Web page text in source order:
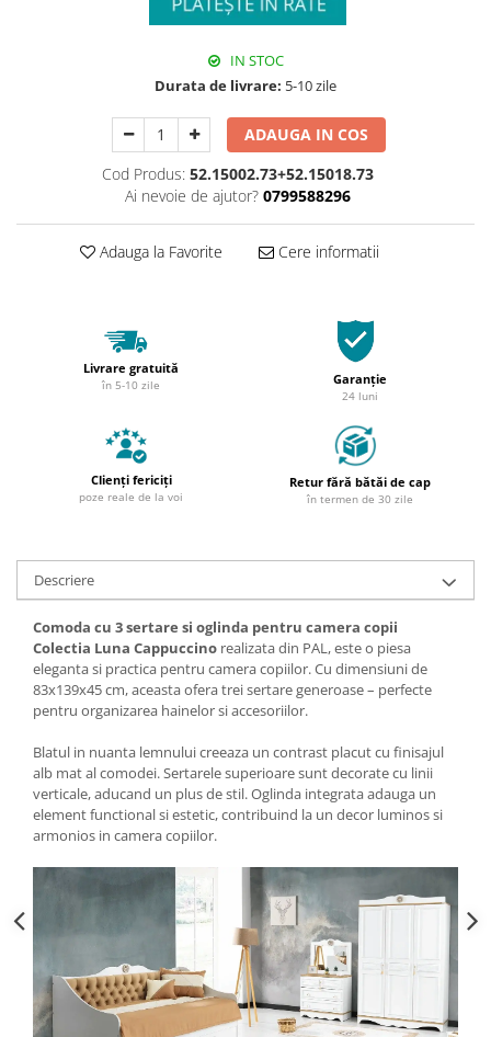
IN STOC
Durata de livrare: 5-10 zile
ADAUGA IN COS
Cod Produs: 52.15002.73+52.15018.73
Ai nevoie de ajutor? 0799588296
Adauga la Favorite Cere informatii
Livrare gratuită
în 5-10 zile Garanție
24 luni
Clienți fericiți
poze reale de la voi
Retur fără bătăi de cap
în termen de 30 zile
Descriere
Comoda cu 3 sertare si oglinda pentru camera copii
Colectia Luna Cappuccino realizata din PAL, este o piesa
eleganta si practica pentru camera copiilor. Cu dimensiuni de
83x139x45 cm, aceasta ofera trei sertare generoase – perfecte
pentru organizarea hainelor si accesoriilor.
Blatul in nuanta lemnului creeaza un contrast placut cu finisajul
alb mat al comodei. Sertarele superioare sunt decorate cu linii
verticale, aducand un plus de stil. Oglinda integrata adauga un
element functional si estetic, contribuind la un decor luminos si
armonios in camera copiilor.